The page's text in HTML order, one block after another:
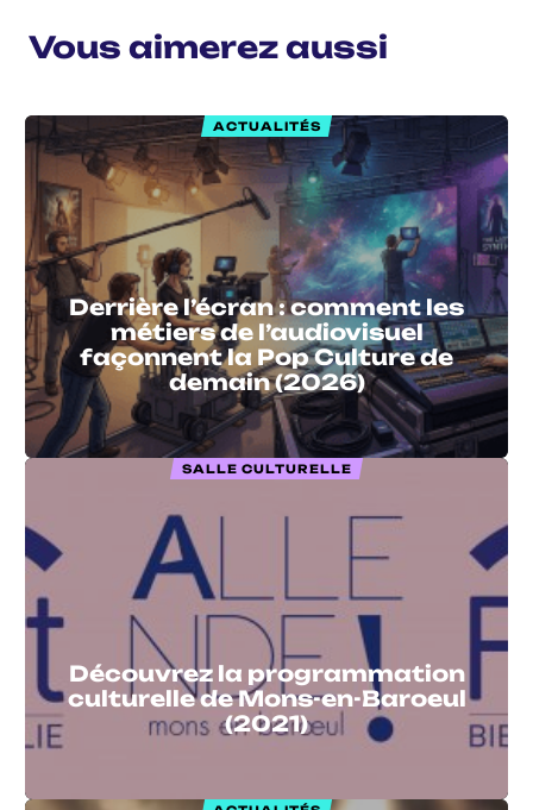
Vous aimerez aussi
ACTUALITÉS
Derrière l’écran : comment les
métiers de l’audiovisuel
façonnent la Pop Culture de
demain (2026)
SALLE CULTURELLE
Découvrez la programmation
culturelle de Mons-en-Baroeul
(2021)